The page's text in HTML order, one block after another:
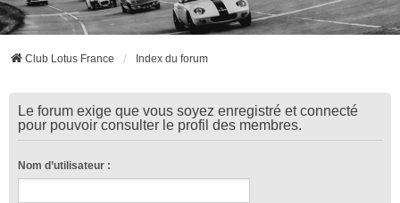
Club Lotus France Index du forum
Le forum exige que vous soyez enregistré et connecté
pour pouvoir consulter le profil des membres.
Nom d’utilisateur :